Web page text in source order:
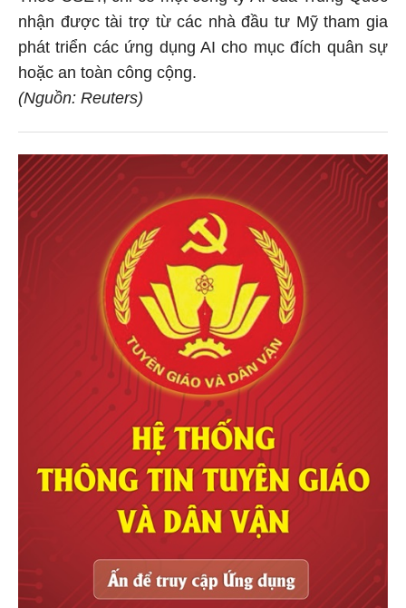
nhận được tài trợ từ các nhà đầu tư Mỹ tham gia
phát triển các ứng dụng AI cho mục đích quân sự
hoặc an toàn công cộng.
(Nguồn: Reuters)